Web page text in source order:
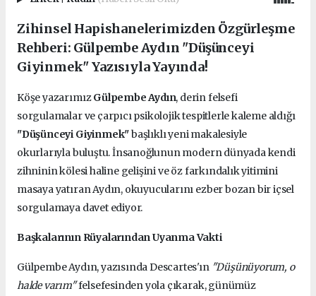
Zihinsel Hapishanelerimizden Özgürleşme
Rehberi: Gülpembe Aydın "Düşünceyi
Giyinmek" Yazısıyla Yayında!
Köşe yazarımızGülpembe Aydın, derin felsefi
sorgulamalar ve çarpıcı psikolojik tespitlerle kaleme aldığı
"Düşünceyi Giyinmek"başlıklı yeni makalesiyle
okurlarıyla buluştu. İnsanoğlunun modern dünyada kendi
zihninin kölesi haline gelişini ve öz farkındalık yitimini
masaya yatıran Aydın, okuyucularını ezber bozan bir içsel
sorgulamaya davet ediyor.
Başkalarının Rüyalarından Uyanma Vakti
Gülpembe Aydın, yazısında Descartes'ın "Düşünüyorum, o
halde varım"felsefesinden yola çıkarak, günümüz